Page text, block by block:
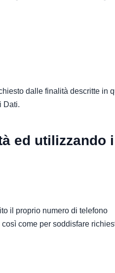
dalle finalità descritte in
Dati.
ed utilizzando i
il proprio numero di telefono
come per soddisfare